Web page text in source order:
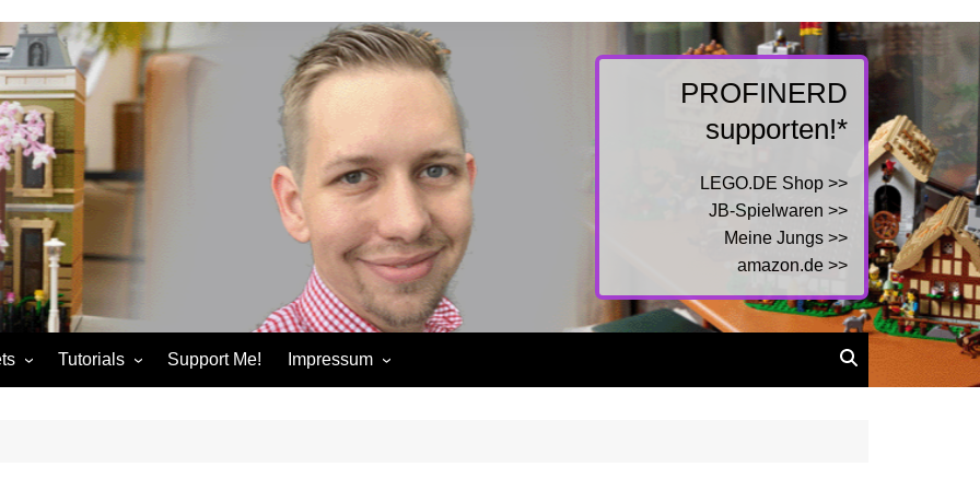
PROFINERD
supporten!*
LEGO.DE Shop >>
JB-Spielwaren >>
Meine Jungs >>
amazon.de >>
Tutorials Support Me! Impressum